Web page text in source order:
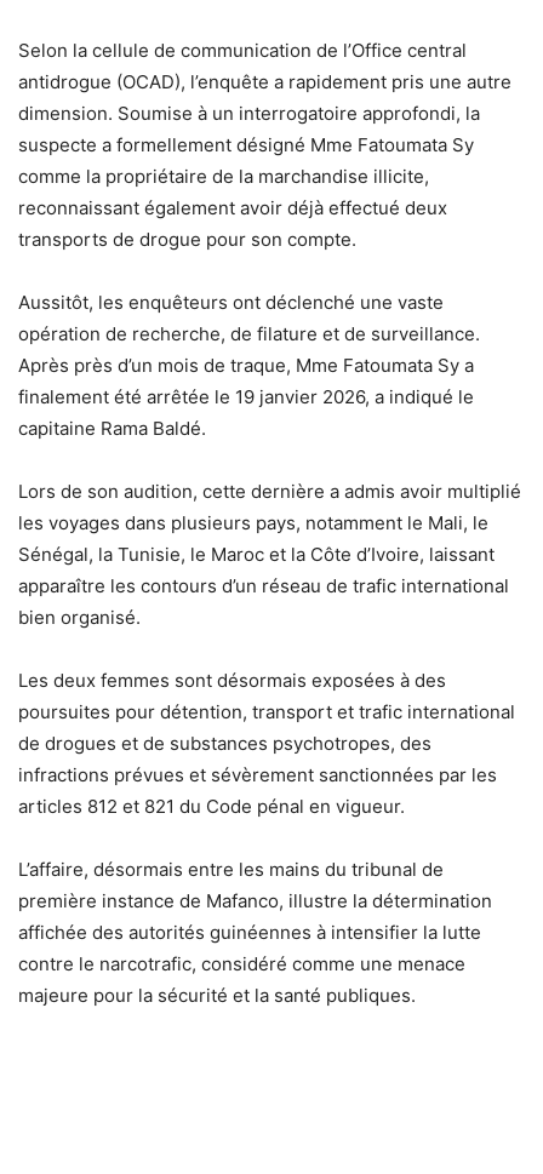
Selon la cellule de communication de l’Office central
antidrogue (OCAD), l’enquête a rapidement pris une autre
dimension. Soumise à un interrogatoire approfondi, la
suspecte a formellement désigné Mme Fatoumata Sy
comme la propriétaire de la marchandise illicite,
reconnaissant également avoir déjà effectué deux
transports de drogue pour son compte.
Aussitôt, les enquêteurs ont déclenché une vaste
opération de recherche, de filature et de surveillance.
Après près d’un mois de traque, Mme Fatoumata Sy a
finalement été arrêtée le 19 janvier 2026, a indiqué le
capitaine Rama Baldé.
Lors de son audition, cette dernière a admis avoir multiplié
les voyages dans plusieurs pays, notamment le Mali, le
Sénégal, la Tunisie, le Maroc et la Côte d’Ivoire, laissant
apparaître les contours d’un réseau de trafic international
bien organisé.
Les deux femmes sont désormais exposées à des
poursuites pour détention, transport et trafic international
de drogues et de substances psychotropes, des
infractions prévues et sévèrement sanctionnées par les
articles 812 et 821 du Code pénal en vigueur.
L’affaire, désormais entre les mains du tribunal de
première instance de Mafanco, illustre la détermination
affichée des autorités guinéennes à intensifier la lutte
contre le narcotrafic, considéré comme une menace
majeure pour la sécurité et la santé publiques.